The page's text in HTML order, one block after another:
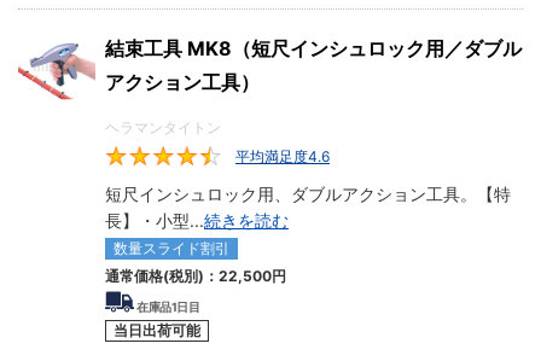
結束工具 MK8（短尺インシュロック用／ダブル
アクション工具）
ヘラマンタイトン
平均満足度4.6
短尺インシュロック用、ダブルアクション工具。【特
長】・小型...続きを読む
数量スライド割引
通常価格(税別)： 22,500円
在庫品1日目
当日出荷可能